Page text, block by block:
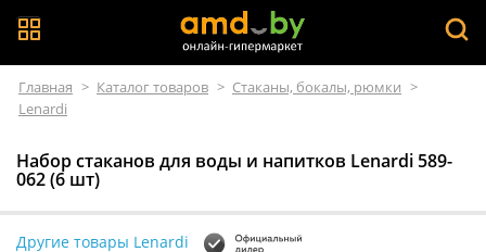
Главная > Каталог товаров > Стаканы, бокалы, рюмки >
Lenardi
Набор стаканов для воды и напитков Lenardi 589-
062 (6 шт)
Другие товары Lenardi